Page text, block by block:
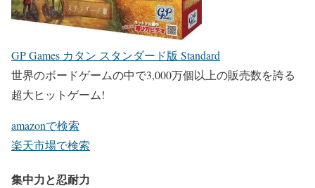
GP Games カタン スタンダード版 Standard
世界のボードゲームの中で3,000万個以上の販売数を誇る
超大ヒットゲーム!
amazonで検索
楽天市場で検索
集中力と忍耐力